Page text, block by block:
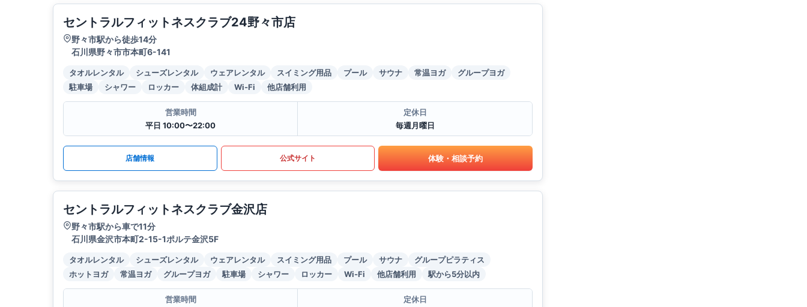
セントラルフィットネスクラブ24野々市店
野々市駅から徒歩14分
石川県野々市市本町6-141
タオルレンタル シューズレンタル ウェアレンタル スイミング用品 プール サウナ 常温ヨガ
グループヨガ
駐車場
シャワー ロッカー 体組成計 Wi-Fi 他店舗利用
営業時間
平日 10:00〜22:00
定休日
毎週月曜日
店舗情報 公式サイト 体験・相談予約
セントラルフィットネスクラブ金沢店
野々市駅から車で11分
石川県金沢市本町2-15-1ポルテ金沢5F
タオルレンタル シューズレンタル ウェアレンタル スイミング用品 プール サウナ
グループピラティス
ホットヨガ
常温ヨガ グループヨガ 駐車場 シャワー ロッカー Wi-Fi 他店舗利用 駅から5分以内
営業時間
定休日